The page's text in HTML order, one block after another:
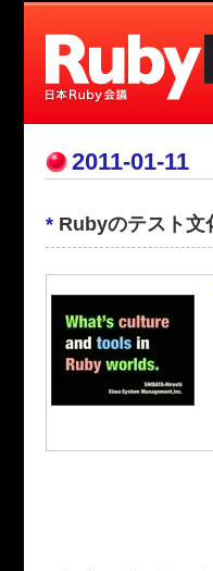
2011-01-11
* Rubyのテスト文